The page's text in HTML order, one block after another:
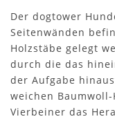
Der dogtower
Seitenwänden
Holzstäbe gelegt
durch die das
der Aufgabe
weichen
Vierbeiner das